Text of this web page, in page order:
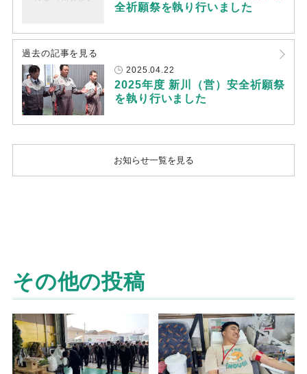
全祈願祭を執り行いました
過去の記事を見る
2025.04.22
2025年度 新川（営）安全祈願祭
を執り行いました
お知らせ一覧を見る
その他の投稿